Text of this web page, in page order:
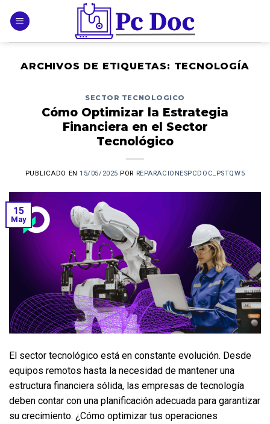
ARCHIVOS DE ETIQUETAS: TECNOLOGÍA
SECTOR TECNOLOGICO
Cómo Optimizar la Estrategia
Financiera en el Sector
Tecnológico
PUBLICADO EN15/05/2025 POR REPARACIONESPCDOC_PSTQW5
15
May
El sector tecnológico está en constante evolución. Desde
equipos remotos hasta la necesidad de mantener una
estructura financiera sólida, las empresas de tecnología
deben contar con una planificación adecuada para garantizar
su crecimiento. ¿Cómo optimizar tus operaciones